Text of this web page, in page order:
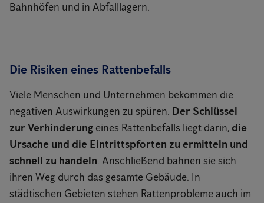
Bahnhöfen und in Abfalllagern.
Die Risiken eines Rattenbefalls
Viele Menschen und Unternehmen bekommen die
negativen Auswirkungen zu spüren. Der Schlüssel
zur Verhinderung eines Rattenbefalls liegt darin, die
Ursache und die Eintrittspforten zu ermitteln und
schnell zu handeln. Anschließend bahnen sie sich
ihren Weg durch das gesamte Gebäude. In
städtischen Gebieten stehen Rattenprobleme auch im